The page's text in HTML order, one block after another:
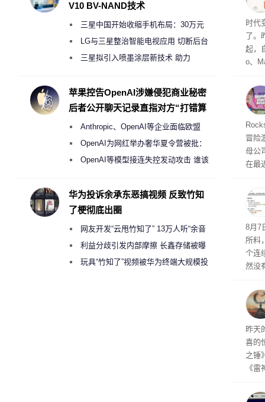
时代
了。
起，
o、
和
命令
起
防御
气将
发效
期
冒险
母公
在最
ss
悄
8月7
所料
个连
然没
有
着——
线
昨天
喜的
之锤
《
ox
V10 BV-NAND技术
三星中国开始收缩手机布局：30万元
月销售额不达标门店 将被逐步清退
LG与三星整治智能电视应用 切断后台
偷偷共享带宽的违规行为
三星拟引入喷墨涂层新技术 助力
度
苹果控告OpenAI涉嫌侵犯商业秘密
后者公开聊天记录直指对方“打错算
Anthropic、OpenAI等企业面临欧盟
《人工智能法案》全新执法权限审查
OpenAI为网红举办奢华夏令营被批：
2000美元一晚 遭讽“反乌托邦”
OpenAI等模型接连失控发动攻击 谁该
华为投诉余承东恶搞视频 反致竹知
了梗彻底出圈
网友开发“云甩竹知了” 13万人听“余音
绕梁”利益分歧引发内部摩擦 长鑫存储被曝
曾将华为驻场工程师驱逐出研发基地
玩具“竹知了”视频被华为终端大规模投